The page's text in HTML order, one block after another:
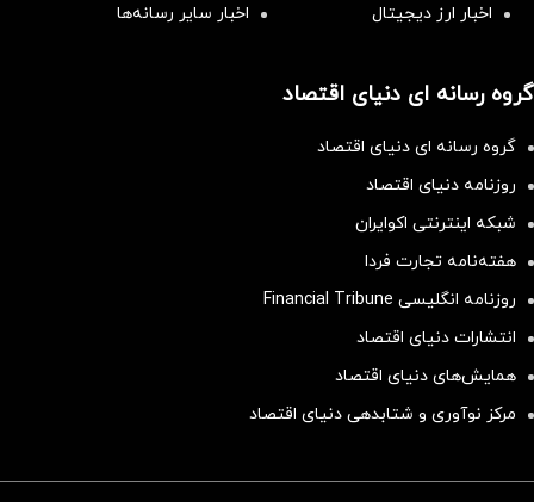
اخبار ارز دیجیتال
اخبار سایر رسانه‌‌ها
گروه رسانه ای دنیای اقتصاد
گروه رسانه ای دنیای اقتصاد
روزنامه دنیای اقتصاد
شبکه اینترنتی اکوایران
هفته‌نامه تجارت فردا
روزنامه انگلیسی Financial Tribune
انتشارات دنیای اقتصاد
همایش‌های دنیای اقتصاد
مرکز نوآوری و شتابدهی دنیای اقتصاد